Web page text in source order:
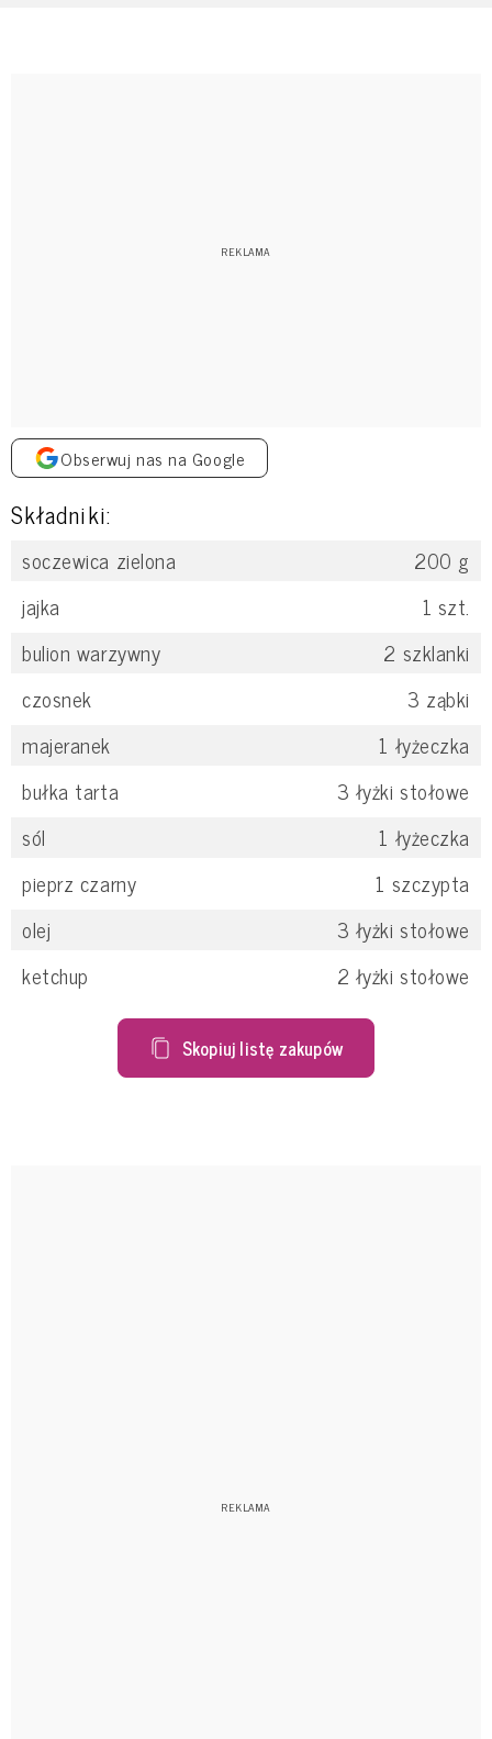
Obserwuj nas na Google
Składniki:
soczewica zielona 200 g
jajka
1 szt.
bulion warzywny
2 szklanki
czosnek
3 ząbki
majeranek
1 łyżeczka
bułka tarta
3 łyżki stołowe
sól
1 łyżeczka
pieprz czarny
1 szczypta
olej
3 łyżki stołowe
ketchup
2 łyżki stołowe
Skopiuj listę zakupów